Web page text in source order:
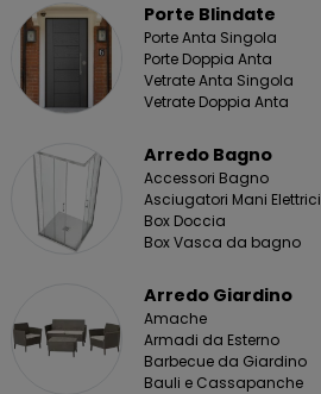
Porte Blindate
Porte Anta Singola
Porte Doppia Anta
Vetrate Anta Singola
Vetrate Doppia Anta
Arredo Bagno
Accessori Bagno
Asciugatori Mani Elettrici
Box Doccia
Box Vasca da bagno
Arredo Giardino
Amache
Armadi da Esterno
Barbecue da Giardino
Bauli e Cassapanche